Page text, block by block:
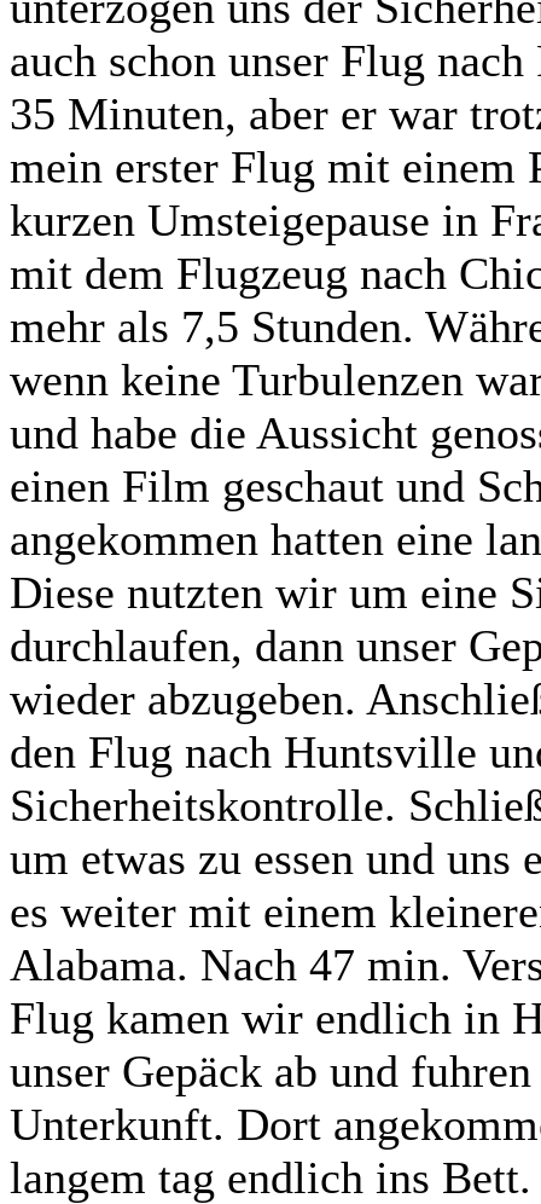
auch schon unser Flug
35 Minuten, aber er war
mein erster Flug mit einem
kurzen Umsteigepause in
mit dem Flugzeug nach
mehr als 7,5 Stunden.
wenn keine Turbulenzen
und habe die Aussicht
einen Film geschaut und
angekommen hatten eine
Diese nutzten wir um eine
durchlaufen, dann unser
wieder abzugeben.
den Flug nach Huntsville
Sicherheitskontrolle.
um etwas zu essen und
es weiter mit einem
Alabama. Nach 47 min.
Flug kamen wir endlich in
unser Gepäck ab und
Unterkunft. Dort
langem tag endlich ins Bett.